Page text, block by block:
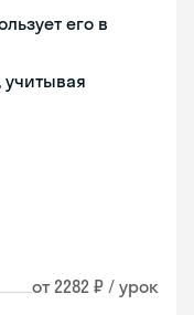
его в
учитывая
от 2282 ₽ / урок